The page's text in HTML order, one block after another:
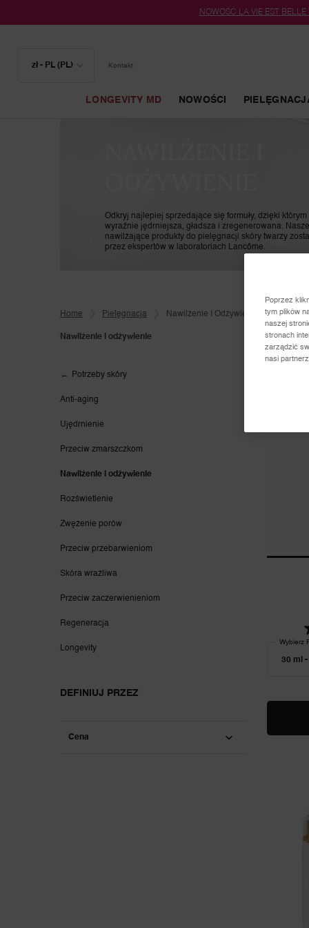
NOWOŚĆ LA VIE EST
zł - PL (PL) Kontakt
LONGEVITY MD NOWOŚCI
Odkryj najlepiej sprzedające się formuły, dzięki
wyraźnie jędrniejsza, gładsza i zregenerowana.
nawilżające produkty do pielęgnacji skóry twarzy
przez ekspertów w laboratoriach Lancôme.
Home Pielęgnacja Nawilżenie I Odżywienie
Nawilżenie i odżywienie
Potrzeby skóry
Anti-aging
Ujędrnienie
Przeciw zmarszczkom
Nawilżenie i odżywienie
Rozświetlenie
Zwężenie porów
Przeciw przebarwieniom
Skóra wrażliwa
Przeciw zaczerwienieniom
Regeneracja
Longevity
DEFINIUJ PRZEZ
Cena
Wybierz
Poprzez
tym plików
naszej
stronach
zarządzić
nasi